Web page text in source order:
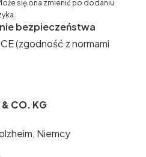
się ona zmienić po dodaniu
bezpieczeństwa
(zgodność z normami
CO. KG
Niemcy